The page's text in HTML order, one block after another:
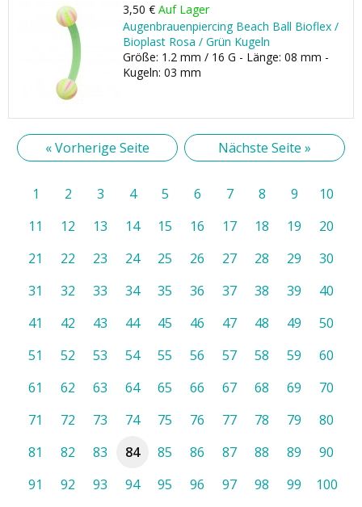
3,50 € Auf Lager
Augenbrauenpiercing Beach Ball Bioflex /
Bioplast Rosa / Grün Kugeln
Größe: 1.2 mm / 16 G - Länge: 08 mm -
Kugeln: 03 mm
« Vorherige Seite Nächste Seite »
1 2 3 4 5 6 7 8 9
10
11
12 13 14 15 16 17 18 19
20
21
22 23 24 25 26 27 28 29
30
31
32 33 34 35 36 37 38 39
40
41
42 43 44 45 46 47 48 49
50
51
52 53 54 55 56 57 58 59
60
61
62 63 64 65 66 67 68 69
70
71
72 73 74 75 76 77 78 79
80
81
82 83 84 85 86 87 88 89
90
91
92 93 94 95 96 97 98 99
100